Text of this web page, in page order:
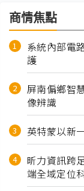
商情焦點
系統內部電
護
屏南偏鄉智
像辨識
英特蒙以新
昕力資訊跨
端全域定位